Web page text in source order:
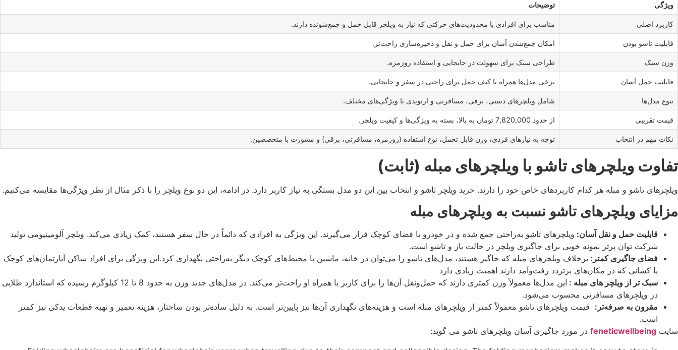
ویژگی توضیحات
کاربرد اصلی مناسب برای افرادی با محدودیت‌های حرکتی که نیاز به ویلچر قابل حمل و جمع‌شونده دارند.
قابلیت تاشو بودن امکان جمع‌شدن آسان برای حمل و نقل و ذخیره‌سازی راحت‌تر.
وزن سبک طراحی سبک برای سهولت در جابجایی و استفاده روزمره.
قابلیت حمل آسان برخی مدل‌ها همراه با کیف حمل برای راحتی در سفر و جابجایی.
تنوع مدل‌ها شامل ویلچرهای دستی، برقی، مسافرتی و ارتوپدی با ویژگی‌های مختلف.
قیمت تقریبی از حدود 7,820,000 تومان به بالا، بسته به ویژگی‌ها و کیفیت ویلچر.
نکات مهم در انتخاب توجه به نیازهای فردی، وزن قابل تحمل، نوع استفاده (روزمره، مسافرتی، برقی) و مشورت با متخصصین.
تفاوت ویلچرهای تاشو با ویلچرهای مبله (ثابت)
ویلچرهای تاشو و مبله هر کدام کاربردهای خاص خود را دارند. خرید ویلچر تاشو و انتخاب بین این دو مدل بستگی به نیاز کاربر دارد. در ادامه، این دو نوع ویلچر را با ذکر مثال از نظر ویژگی‌ها مقایسه می‌کنیم.
مزایای ویلچرهای تاشو نسبت به ویلچرهای مبله
قابلیت حمل و نقل آسان: ویلچرهای تاشو به‌راحتی جمع شده و در خودرو یا فضای کوچک قرار می‌گیرند. این ویژگی به افرادی که دائماً در حال سفر هستند، کمک زیادی می‌کند. ویلچر آلومینیومی تولید
شرکت توان برتر نمونه خوبی برای جاگیری ویلچر در حالت باز و تاشو است.
فضای جاگیری کمتر: برخلاف ویلچرهای مبله که جاگیر هستند، مدل‌های تاشو را می‌توان در خانه، ماشین یا محیط‌های کوچک دیگر به‌راحتی نگهداری کرد.این ویژگی برای افراد ساکن آپارتمان‌های کوچک
یا کسانی که در مکان‌های پرتردد رفت‌وآمد دارند اهمیت زیادی دارد
سبک تر از ویلچر های مبله :
این مدل‌ها معمولاً وزن کمتری دارند که حمل‌ونقل آن‌ها را برای کاربر یا همراه او راحت‌تر می‌کند. در مدل‌های جدید وزن به حدود 8 تا 12 کیلوگرم رسیده که استاندارد طلایی
در ویلچرهای مسافرتی محسوب می‌شود.
مقرون به صرفه‌تر: قیمت ویلچرهای تاشو معمولاً کمتر از ویلچرهای مبله است و هزینه‌های نگهداری آن‌ها نیز پایین‌تر است. به دلیل ساده‌تر بودن ساختار، هزینه تعمیر و تهیه قطعات یدکی نیز کمتر
است.
سایت feneticwellbeing در مورد جاگیری آسان ویلچرهای تاشو می گوید: